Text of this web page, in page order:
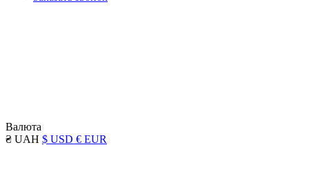
Валюта
₴ UAH $ USD € EUR